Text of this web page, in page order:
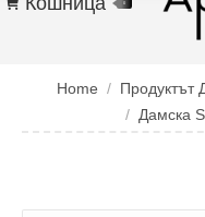
Home
Продуктът
Дамска